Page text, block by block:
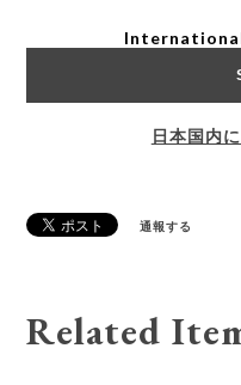
日本国内
通報する
Related